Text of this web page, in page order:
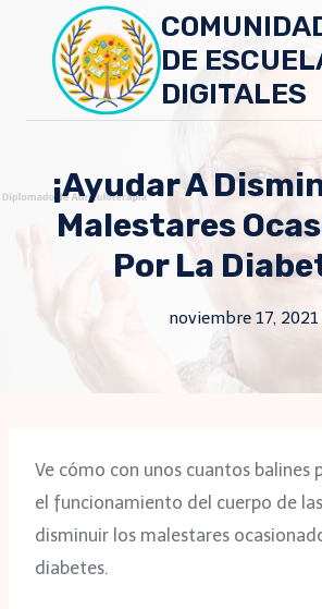
content
DE
DIGITALES
¡Ayudar A
Malestares
Por La
noviembre 17, 2021
Ve cómo con unos cuantos balines
el funcionamiento del cuerpo de
disminuir los malestares
diabetes.